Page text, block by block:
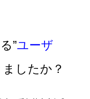
”ユーザ
したか？